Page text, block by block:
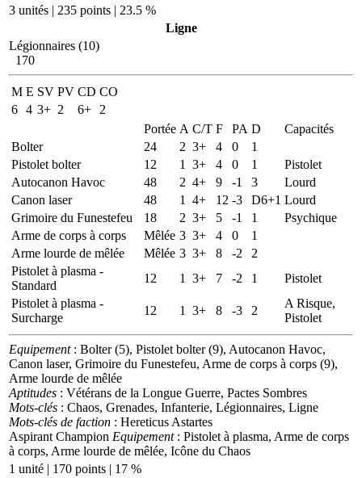
3 unités | 235 points | 23.5 %
Ligne
Légionnaires (10)
170
M E SV PV CD CO
6 4 3+ 2 6+
2
Portée A C/T F PA D
Capacités
Bolter
24 2 3+ 4 0
1
Pistolet bolter
12 1 3+ 4 0 1
Pistolet
Autocanon Havoc
48 2 4+ 9 -1 3
Lourd
Canon laser
48 1 4+ 12 -3 D6+1 Lourd
Grimoire du Funestefeu
18 2 3+ 5 -1 1
Psychique
Arme de corps à corps
Mêlée 3 3+ 4 0
1
Arme lourde de mêlée
Mêlée 3 3+ 8 -2
2
Pistolet à plasma -
Standard
12 1 3+ 7 -2 1
Pistolet
Pistolet à plasma -
Surcharge
12 1 3+ 8 -3 2
A Risque,
Pistolet
Equipement: Bolter (5), Pistolet bolter (9), Autocanon Havoc,
Canon laser, Grimoire du Funestefeu, Arme de corps à corps (9),
Arme lourde de mêlée
Aptitudes : Vétérans de la Longue Guerre, Pactes Sombres
Mots-clés : Chaos, Grenades, Infanterie, Légionnaires, Ligne
Mots-clés de faction : Hereticus Astartes
Aspirant Champion Equipement: Pistolet à plasma, Arme de corps
à corps, Arme lourde de mêlée, Icône du Chaos
1 unité | 170 points | 17 %